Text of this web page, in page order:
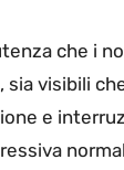
che i
sia visibili
e